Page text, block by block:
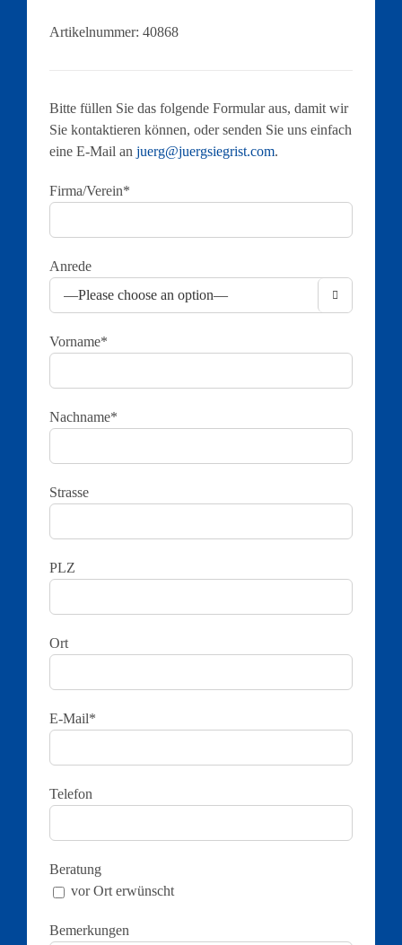
Artikelnummer: 40868
Bitte füllen Sie das folgende Formular aus, damit wir
Sie kontaktieren können, oder senden Sie uns einfach
eine E-Mail an juerg@juergsiegrist.com.
Firma/Verein*
Anrede

Vorname*
Nachname*
Strasse
PLZ
Ort
E-Mail*
Telefon
Beratung
vor Ort erwünscht
Bemerkungen